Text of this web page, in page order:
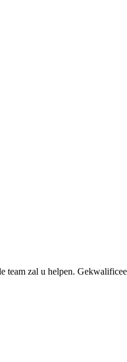
team zal u helpen.